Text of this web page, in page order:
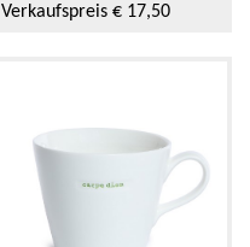
Verkaufspreis € 17,50